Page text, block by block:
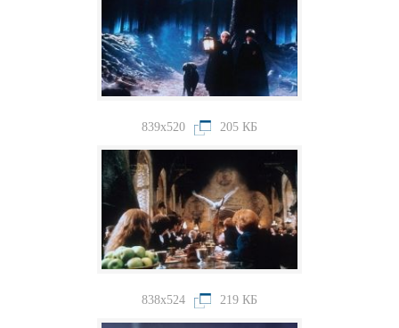
839x520 205 КБ
838x524 219 КБ